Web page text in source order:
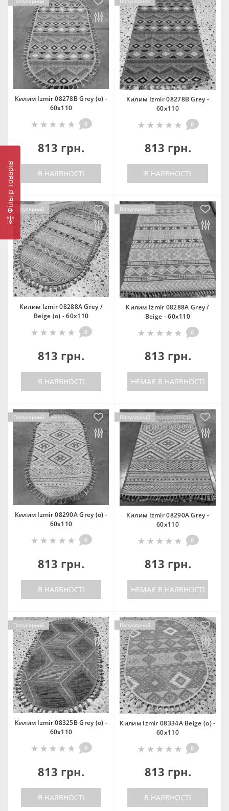
Фільтр товарів
Килим Izmir 08278B Grey (o) -
60х110
0
813 грн.
В НАЯВНОСТІ
Килим Izmir 08278B Grey -
60х110
0
813 грн.
В НАЯВНОСТІ
Популярний
Килим Izmir 08288A Grey /
Beige (o) - 60х110
0
813 грн.
В НАЯВНОСТІ
Популярний
Килим Izmir 08288A Grey /
Beige - 60х110
0
813 грн.
НЕМАЄ В НАЯВНОСТІ
Популярний
Килим Izmir 08290A Grey (o) -
60х110
0
813 грн.
В НАЯВНОСТІ
Популярний
Килим Izmir 08290A Grey -
60х110
0
813 грн.
НЕМАЄ В НАЯВНОСТІ
Популярний
Килим Izmir 08325B Grey (o) -
60х110
0
813 грн.
В НАЯВНОСТІ
Популярний
Килим Izmir 08334A Beige (o) -
60х110
0
813 грн.
В НАЯВНОСТІ